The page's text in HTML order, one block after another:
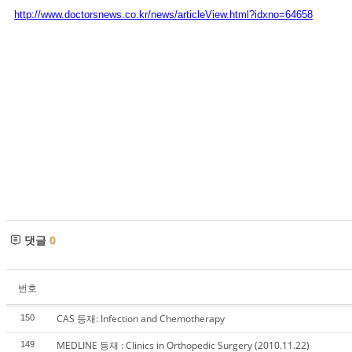
http://www.doctorsnews.co.kr/news/articleView.html?idxno=64658
댓글 0
번호
150 CAS 등재: Infection and Chemotherapy
149 MEDLINE 등재 : Clinics in Orthopedic Surgery (2010.11.22)